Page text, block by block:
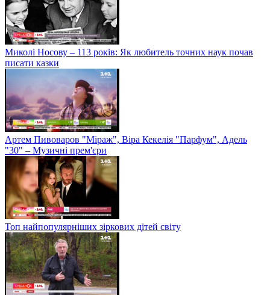
Миколі Носову – 113 років: Як любитель точних наук почав
писати казки
Артем Пивоваров "Міраж", Віра Кекелія "Парфум", Адель
"30" – Музичні прем'єри
Топ найпопулярніших зіркових дітей світу